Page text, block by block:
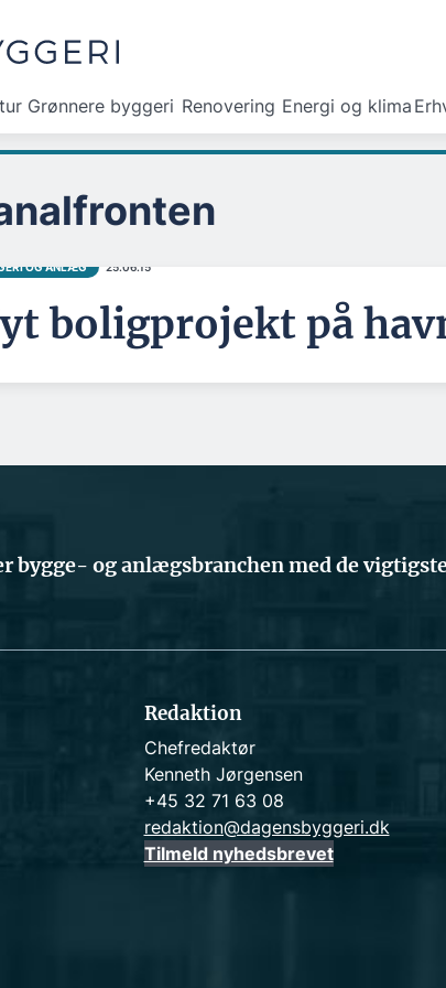
Grønnere byggeri Renovering Energi og klima
OG ANLÆG 25.06.15
boligprojekt på
bygge- og anlægsbranchen med de
Redaktion
Chefredaktør
Kenneth Jørgensen
+45 32 71 63 08
redaktion@dagensbyggeri.dk
Tilmeld nyhedsbrevet